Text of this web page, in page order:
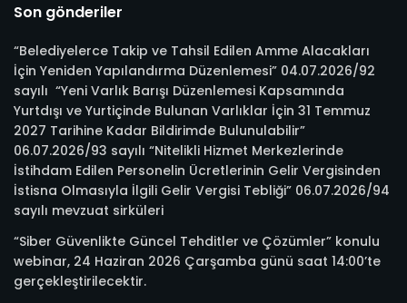
Son gönderiler
“Belediyelerce Takip ve Tahsil Edilen Amme Alacakları
İçin Yeniden Yapılandırma Düzenlemesi” 04.07.2026/92
sayılı “Yeni Varlık Barışı Düzenlemesi Kapsamında
Yurtdışı ve Yurtiçinde Bulunan Varlıklar İçin 31 Temmuz
2027 Tarihine Kadar Bildirimde Bulunulabilir”
06.07.2026/93 sayılı “Nitelikli Hizmet Merkezlerinde
İstihdam Edilen Personelin Ücretlerinin Gelir Vergisinden
İstisna Olmasıyla İlgili Gelir Vergisi Tebliği” 06.07.2026/94
sayılı mevzuat sirküleri
“Siber Güvenlikte Güncel Tehditler ve Çözümler” konulu
webinar, 24 Haziran 2026 Çarşamba günü saat 14:00’te
gerçekleştirilecektir.